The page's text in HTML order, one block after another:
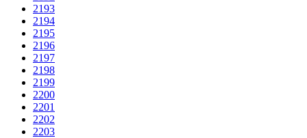
2193
2194
2195
2196
2197
2198
2199
2200
2201
2202
2203